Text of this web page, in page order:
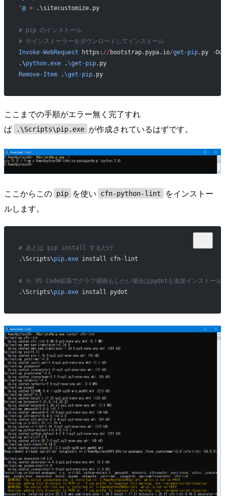
'@ > .\sitecustomize.py
# pip のインストール
# ※インストーラーをダウンロードしてインストール
Invoke-WebRequest https: //bootstrap.pypa.io/get-pip.py -
.\python.exe .\get-pip.py
Remove-Item .\get-pip.py
ここまでの手順がエラー無く完了すれ
ば
.\Scripts\pip.exe が作成されているはずです。
ここからこの pip を使い cfn-python-lint
をインストー
ルします。
# あとは pip install するだけ
.\Scripts\pip.exe install cfn- lint
# ※ VS Code拡張でグラフ描画もしたい場合はpydotも追加インストール
.\Scripts\pip.exe install pydot